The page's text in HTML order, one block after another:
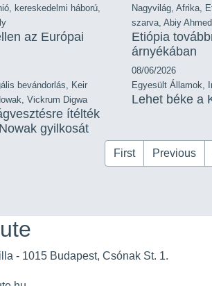
, kereskedelmi háború,
az Európai
Nagyvilág, Afrika,
szarva, Abiy Ahmed
Etiópia
árnyékában
bevándorlás, Keir
, Vickrum Digwa
ítélték
gyilkosát
08/06/2026
Egyesült Államok,
Lehet béke a
First Previous
- 1015 Budapest, Csónak St. 1.